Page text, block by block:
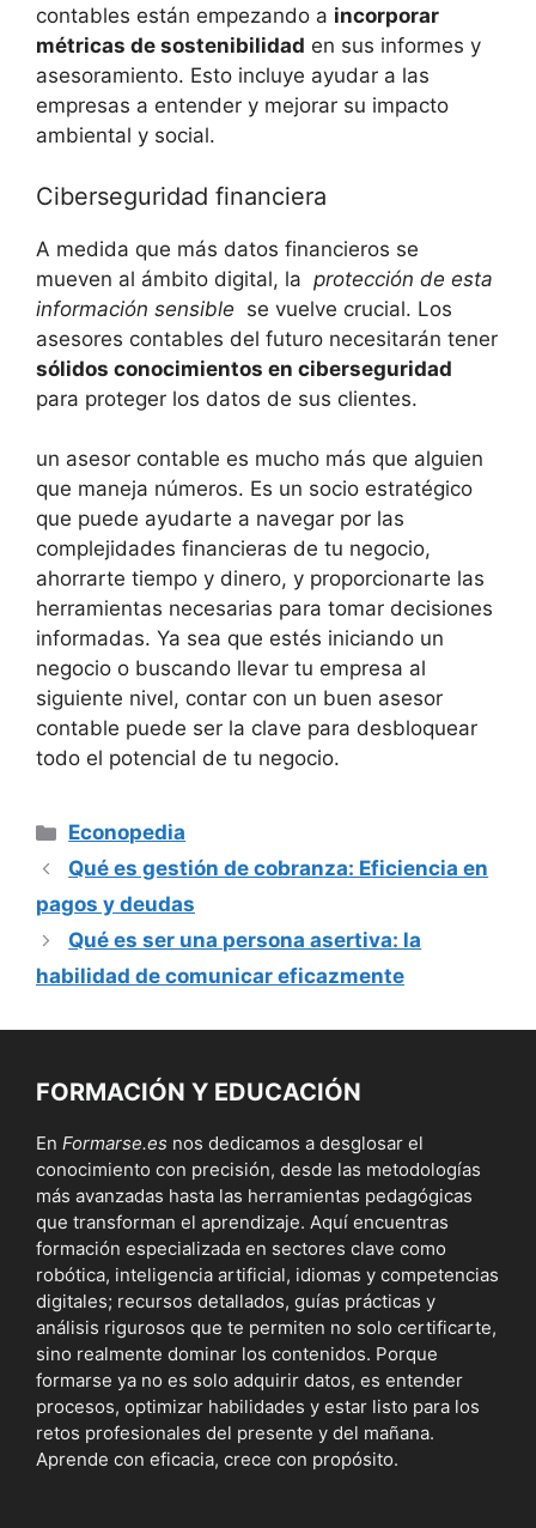
contables​ están​ empezando a incorporar
métricas​ de⁤ sostenibilidad en sus informes‌ y
asesoramiento. Esto‍ incluye ayudar a las
empresas a entender y mejorar su⁤ impacto
ambiental y⁣ social.
Ciberseguridad financiera
A medida que más datos‍ financieros ⁣se
mueven al ámbito digital, la ‍ protección de ⁣esta
información‍ sensible ​ se vuelve crucial. Los
asesores contables del futuro necesitarán tener
sólidos conocimientos ‍en ciberseguridad
para proteger los datos de sus ⁢clientes.
un asesor ‌contable es mucho más que alguien
que maneja ⁤números. Es un socio estratégico
⁣que puede ayudarte a navegar por las
complejidades​ financieras‍ de ⁣tu ​negocio,
ahorrarte​ tiempo y dinero, ⁤y proporcionarte las
herramientas ⁢necesarias para tomar decisiones
informadas. Ya sea que estés⁢ iniciando⁣ un ​
negocio o ​buscando llevar tu ⁤empresa al
siguiente nivel, contar con un buen​ asesor
contable puede ser la clave para desbloquear
todo el potencial ⁤de⁣ tu negocio.
Categorías
Econopedia
Qué es gestión de cobranza: Eficiencia en
pagos y deudas
Qué es ser una persona asertiva: la
habilidad de comunicar eficazmente
FORMACIÓN Y EDUCACIÓN
En Formarse.es nos dedicamos a desglosar el
conocimiento con precisión, desde las metodologías
más avanzadas hasta las herramientas pedagógicas
que transforman el aprendizaje. Aquí encuentras
formación especializada en sectores clave como
robótica, inteligencia artificial, idiomas y competencias
digitales; recursos detallados, guías prácticas y
análisis rigurosos que te permiten no solo certificarte,
sino realmente dominar los contenidos. Porque
formarse ya no es solo adquirir datos, es entender
procesos, optimizar habilidades y estar listo para los
retos profesionales del presente y del mañana.
Aprende con eficacia, crece con propósito.